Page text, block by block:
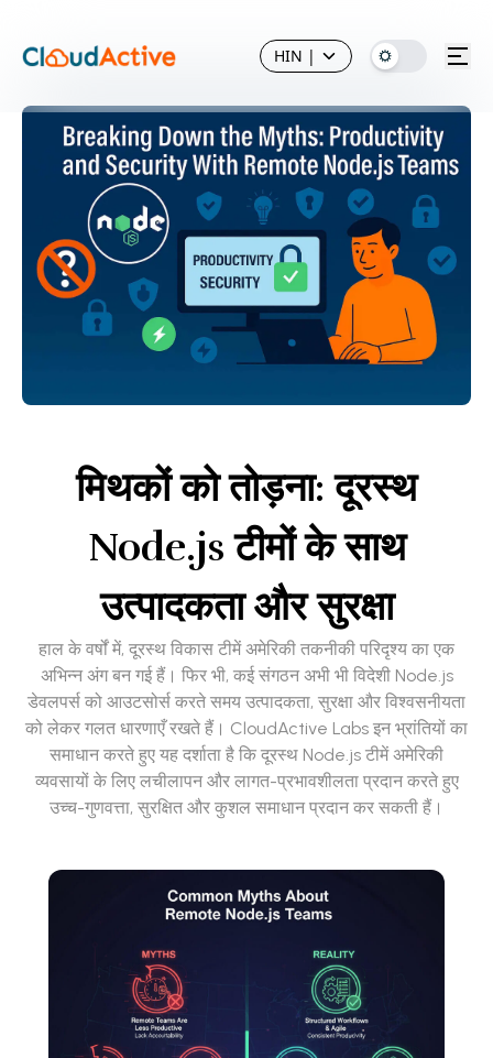
HIN |
मिथकों को तोड़ना: दूरस्थ
Node.js टीमों के साथ
उत्पादकता और सुरक्षा
हाल के वर्षों में, दूरस्थ विकास टीमें अमेरिकी तकनीकी परिदृश्य का एक
अभिन्न अंग बन गई हैं। फिर भी, कई संगठन अभी भी विदेशी Node.js
डेवलपर्स को आउटसोर्स करते समय उत्पादकता, सुरक्षा और विश्वसनीयता
को लेकर गलत धारणाएँ रखते हैं। CloudActive Labs इन भ्रांतियों का
समाधान करते हुए यह दर्शाता है कि दूरस्थ Node.js टीमें अमेरिकी
व्यवसायों के लिए लचीलापन और लागत-प्रभावशीलता प्रदान करते हुए
उच्च-गुणवत्ता, सुरक्षित और कुशल समाधान प्रदान कर सकती हैं।